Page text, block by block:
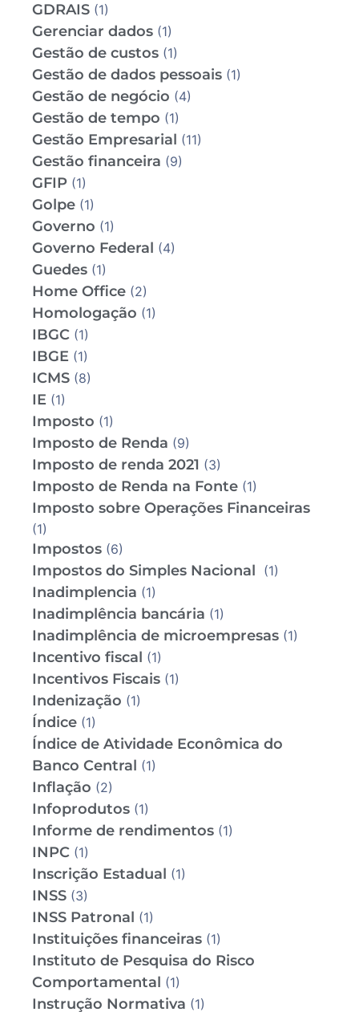
GDRAIS (1)
Gerenciar dados (1)
Gestão de custos (1)
Gestão de dados pessoais (1)
Gestão de negócio (4)
Gestão de tempo (1)
Gestão Empresarial (11)
Gestão financeira (9)
GFIP (1)
Golpe (1)
Governo (1)
Governo Federal (4)
Guedes (1)
Home Office (2)
Homologação (1)
IBGC (1)
IBGE (1)
ICMS (8)
IE (1)
Imposto (1)
Imposto de Renda (9)
Imposto de renda 2021 (3)
Imposto de Renda na Fonte (1)
Imposto sobre Operações Financeiras
(1)
Impostos (6)
Impostos do Simples Nacional (1)
Inadimplencia (1)
Inadimplência bancária (1)
Inadimplência de microempresas (1)
Incentivo fiscal (1)
Incentivos Fiscais (1)
Indenização (1)
Índice (1)
Índice de Atividade Econômica do
Banco Central (1)
Inflação (2)
Infoprodutos (1)
Informe de rendimentos (1)
INPC (1)
Inscrição Estadual (1)
INSS (3)
INSS Patronal (1)
Instituições financeiras (1)
Instituto de Pesquisa do Risco
Comportamental (1)
Instrução Normativa (1)